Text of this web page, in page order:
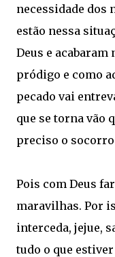
necessidade dos
estão nessa
Deus e
pródigo e como
pecado vai
que se torna vão
preciso o
Pois com Deus
maravilhas. Por
interceda, jejue,
tudo o que